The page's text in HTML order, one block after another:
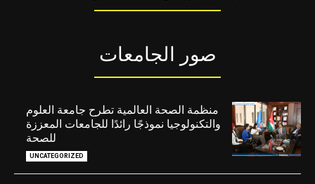
صور الجامعات
منظمة الصحة العالمية تطرح جامعة العلوم
والتكنولوجيا نموذجًا رائدًا للجامعات المعززة
للصحة
UNCATEGORIZED